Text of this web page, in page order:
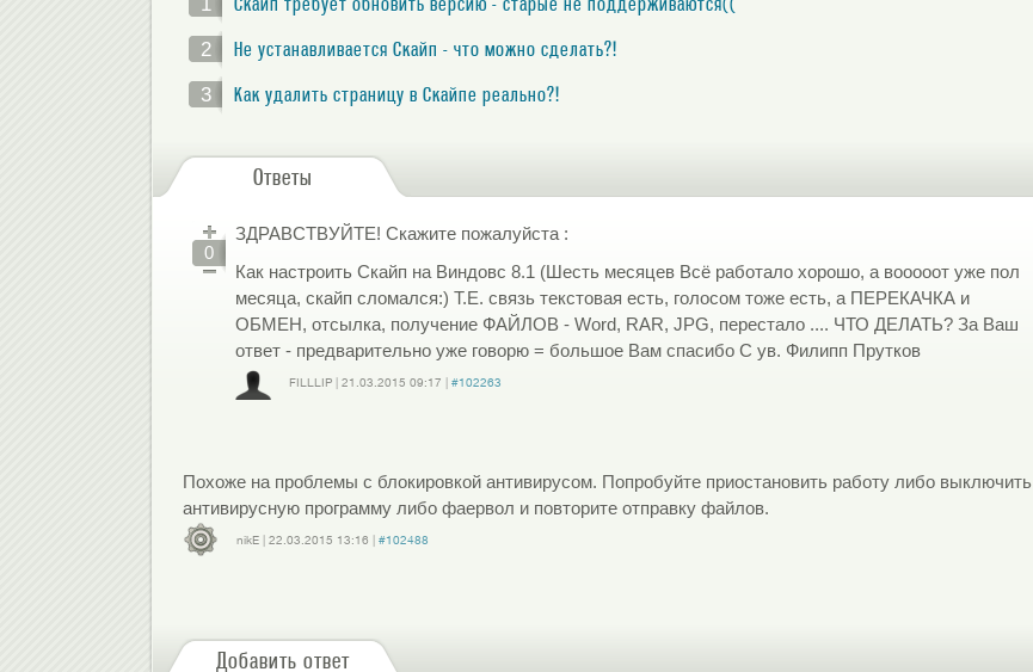
1
Скайп требует обновить версию - старые не поддерживаются((
2
Не устанавливается Скайп - что можно сделать?!
3
Как удалить страницу в Скайпе реально?!
Ответы
0
ЗДРАВСТВУЙТЕ! Скажите пожалуйста :
Как настроить Скайп на Виндовс 8.1 (Шесть месяцев Всё работало хорошо, а вооооот уже пол
месяца, скайп сломался:) Т.Е. связь текстовая есть, голосом тоже есть, а ПЕРЕКАЧКА и
ОБМЕН, отсылка, получение ФАЙЛОВ - Word, RAR, JPG, перестало .... ЧТО ДЕЛАТЬ? За Ваш
ответ - предварительно уже говорю = большое Вам спасибо С ув. Филипп Прутков
FILLLIP| 21.03.2015 09:17
#102263
Похоже на проблемы с блокировкой антивирусом. Попробуйте приостановить работу либо выключить
антивирусную программу либо фаервол и повторите отправку файлов.
nikE| 22.03.2015 13:16
#102488
Добавить ответ